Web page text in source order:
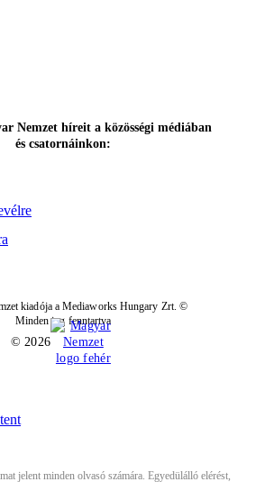
Nemzet híreit a közösségi médiában
és csatornáinkon:
kiadója a Mediaworks Hungary Zrt. ©
Minden jog fenntartva
© 2026
jelent minden olvasó számára. Egyedülálló elérést,